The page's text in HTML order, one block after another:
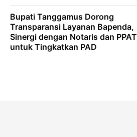
Bupati Tanggamus Dorong
Transparansi Layanan Bapenda,
Sinergi dengan Notaris dan PPAT
untuk Tingkatkan PAD